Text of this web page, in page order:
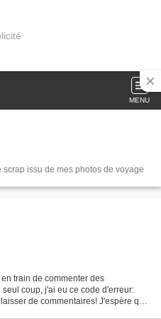
MENU
issu de mes photos de voyage
train de commenter des
coup, j'ai eu ce code d'erreur:
de commentaires! J'espère que